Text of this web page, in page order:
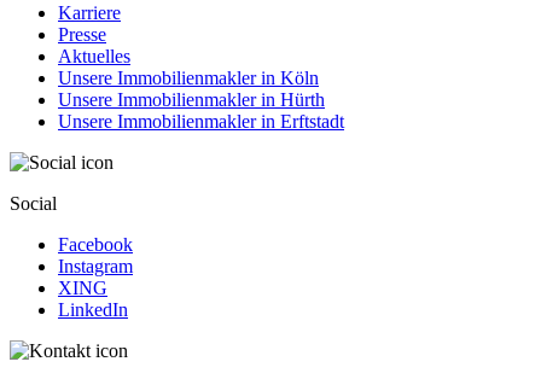
Karriere
Presse
Aktuelles
Unsere Immobilienmakler in Köln
Unsere Immobilienmakler in Hürth
Unsere Immobilienmakler in Erftstadt
Social
Facebook
Instagram
XING
LinkedIn